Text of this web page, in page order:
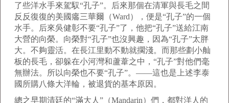
了些洋水手來駕馭“孔子”。后來那個在清軍與長毛之間
反反復復的美國癟三華爾（Ward），便是“孔子”的一個
水手。后來吳健彰不要“孔子”了，他把“孔子”送給江南
大營的向榮。向榮對“孔子”也沒興趣，因為“孔子”太胖
大。不夠靈活。在長江里動不動就擱淺。而那些劃小舢
板的長毛，卻躲在小河灣和蘆葦之中，“孔子”對他們毫
無辦法。所以向榮也不要“孔子”。——這也是上述李泰
國所購八條大洋輪，被退貨的基本原因。
總之早期清廷的“滿大人”（Mandarin）們，都對洋人的